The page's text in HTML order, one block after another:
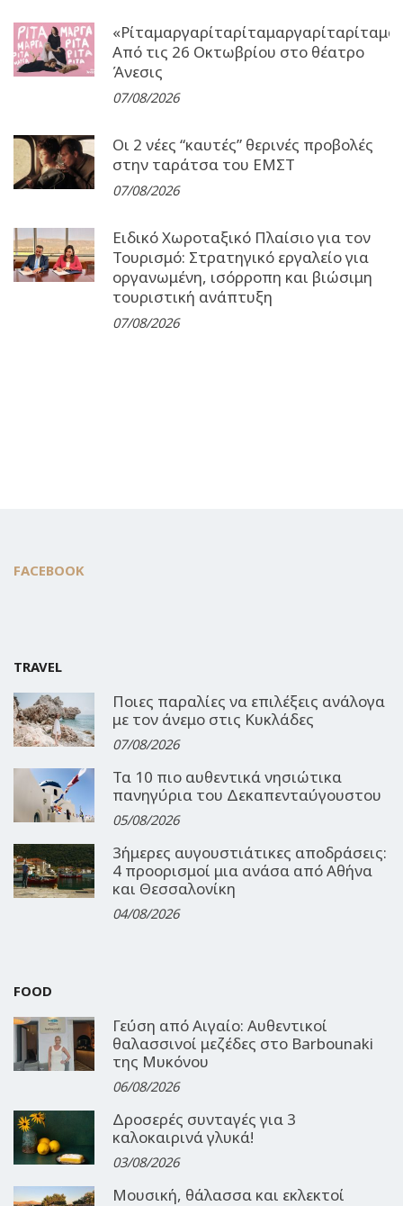
Από τις 26 Οκτωβρίου στο θέατρο
Άνεσις
07/08/2026
Οι 2 νέες “καυτές” θερινές προβολές
στην ταράτσα του ΕΜΣΤ
07/08/2026
Ειδικό Χωροταξικό Πλαίσιο για τον
Τουρισμό: Στρατηγικό εργαλείο για
οργανωμένη, ισόρροπη και βιώσιμη
τουριστική ανάπτυξη
07/08/2026
FACEBOOK
TRAVEL
Ποιες παραλίες να επιλέξεις ανάλογα
με τον άνεμο στις Κυκλάδες
07/08/2026
Τα 10 πιο αυθεντικά νησιώτικα
πανηγύρια του Δεκαπενταύγουστου
05/08/2026
3ήμερες αυγουστιάτικες αποδράσεις:
4 προορισμοί μια ανάσα από Αθήνα
και Θεσσαλονίκη
04/08/2026
FOOD
Γεύση από Αιγαίο: Αυθεντικοί
θαλασσινοί μεζέδες στο Barbounaki
της Μυκόνου
06/08/2026
Δροσερές συνταγές για 3
καλοκαιρινά γλυκά!
03/08/2026
Μουσική, θάλασσα και εκλεκτοί